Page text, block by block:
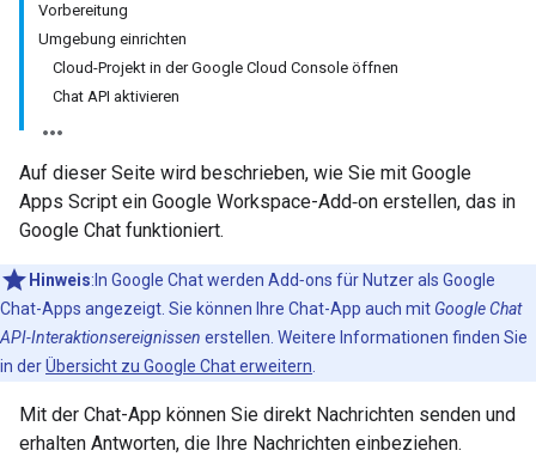
Vorbereitung
Umgebung einrichten
Cloud-Projekt in der Google Cloud Console öffnen
Chat API aktivieren
Auf dieser Seite wird beschrieben, wie Sie mit Google
Apps Script ein Google Workspace-Add‑on erstellen, das in
Google Chat funktioniert.
Hinweis:In Google Chat werden Add‑ons für Nutzer als Google
Chat-Apps angezeigt. Sie können Ihre Chat-App auch mit Google Chat
API-Interaktionsereignissen erstellen. Weitere Informationen finden Sie
in derÜbersicht zu Google Chat erweitern
Mit der Chat-App können Sie direkt Nachrichten senden und
erhalten Antworten, die Ihre Nachrichten einbeziehen.